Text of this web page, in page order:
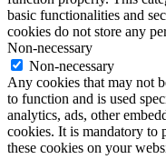
basic functionalities and
cookies do not store any
Non-necessary
Non-necessary
Any cookies that may not
to function and is used
analytics, ads, other
cookies. It is mandatory to
these cookies on your